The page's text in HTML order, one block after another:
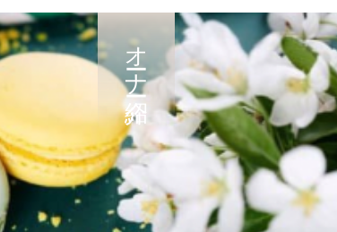
オーナー紹介